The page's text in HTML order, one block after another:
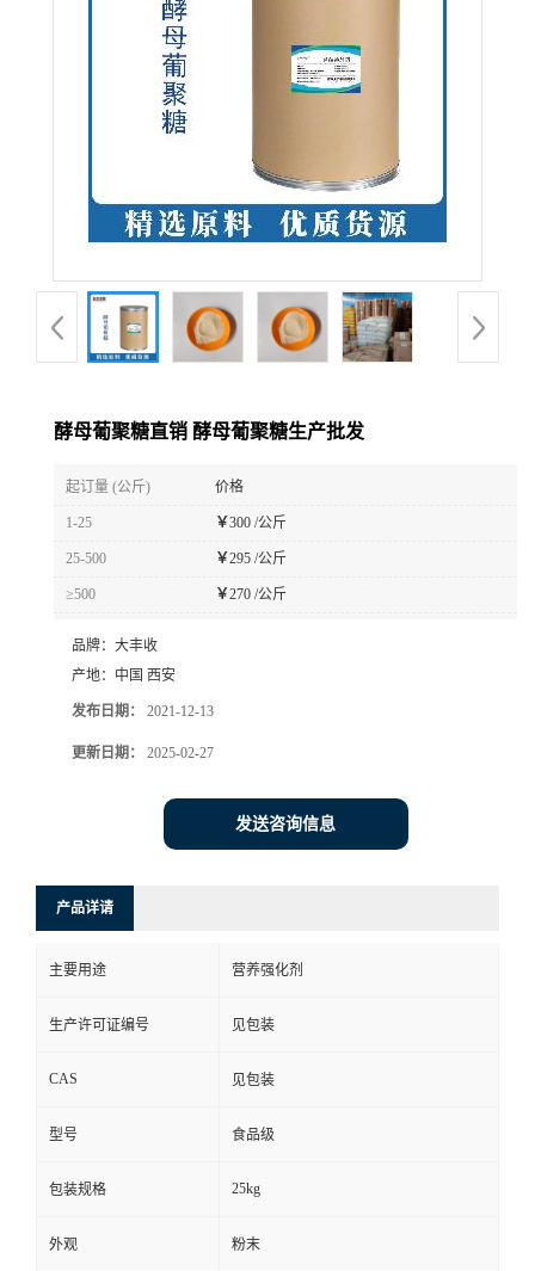
酵母葡聚糖直销 酵母葡聚糖生产批发
起订量 (公斤) 价格
1-25 ￥300 /公斤
25-500 ￥295 /公斤
≥500 ￥270 /公斤
品牌： 大丰收
产地： 中国 西安
发布日期： 2021-12-13
更新日期： 2025-02-27
发送咨询信息
产品详请
主要用途 营养强化剂
生产许可证编号 见包装
CAS 见包装
型号 食品级
包装规格 25kg
外观 粉末